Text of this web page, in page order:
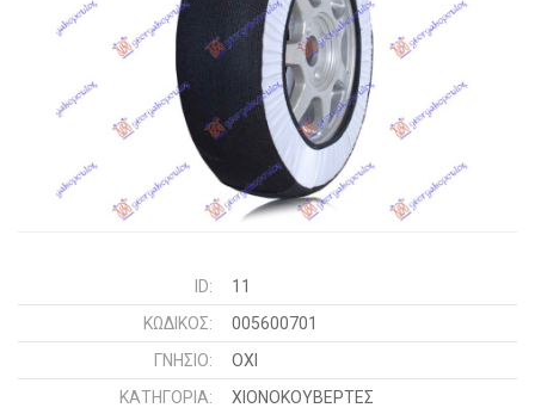
ID:
11
ΚΩΔΙΚΌΣ:
005600701
ΓΝΉΣΙΟ:
ΟΧΙ
ΚΑΤΗΓΟΡΊΑ:
ΧΙΟΝΟΚΟΥΒΕΡΤΕΣ